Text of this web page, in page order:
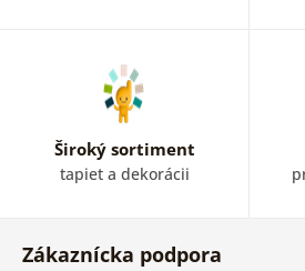
Široký sortiment
tapiet a dekorácii
Zákaznícka podpora